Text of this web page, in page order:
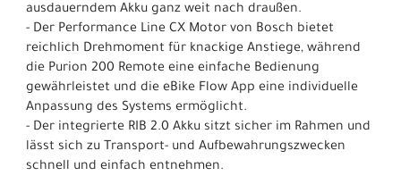
ausdauerndem Akku ganz weit nach draußen.
- Der Performance Line CX Motor von Bosch bietet
reichlich Drehmoment für knackige Anstiege, während
die Purion 200 Remote eine einfache Bedienung
gewährleistet und die eBike Flow App eine individuelle
Anpassung des Systems ermöglicht.
- Der integrierte RIB 2.0 Akku sitzt sicher im Rahmen und
lässt sich zu Transport- und Aufbewahrungszwecken
schnell und einfach entnehmen.